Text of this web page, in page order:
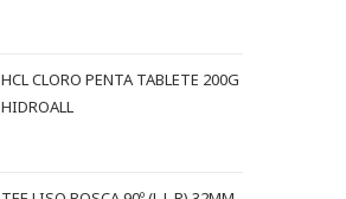
HCL CLORO PENTA TABLETE 200G
HIDROALL